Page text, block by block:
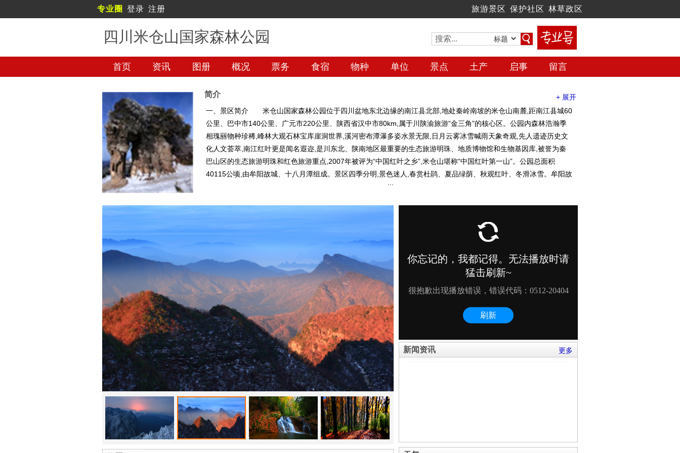
专业圈 登录 注册 旅游景区 保护社区 林草政区
四川米仓山国家森林公园
首页 资讯 图册 概况 票务 食宿 物种 单位 景点 土产 启事 留言
简介
+ 展开
一、景区简介 米仓山国家森林公园位于四川盆地东北边缘的南江县北部,地处秦岭南坡的米仓山南麓,距南江县城60
公里、巴中市140公里、广元市220公里、陕西省汉中市80km,属于川陕渝旅游“金三角”的核心区。公园内森林浩瀚季
相瑰丽物种珍稀,峰林大观石林宝库崖洞世界,溪河密布潭瀑多姿水景无限,日月云雾冰雪喊雨天象奇观,先人遗迹历史文
化人文荟萃,南江红叶更是闻名遐迩,是川东北、陕南地区最重要的生态旅游明珠、地质博物馆和生物基因库,被誉为秦
巴山区的生态旅游明珠和红色旅游重点,2007年被评为“中国红叶之乡”,米仓山堪称“中国红叶第一山”。公园总面积
40115公顷,由牟阳故城、十八月潭组成。景区四季分明,景色迷人,春赏杜鹃、夏品绿荫、秋观红叶、冬滑冰雪。牟阳故
城的黑熊沟、大小兰沟、珍稀植物园景色独特,还生长着3万亩珍稀树种巴山水青冈,栖息着黑熊、云豹等20多种珍稀动
雾生光,人在雾中走,心飞雾也翔”。二、开发建设现状 米仓山国家森林公园近年来不断加大基础设施建设力度,景区
各项设施设备也得到了进一步改进和完善,截止目前已累计投入资金1.56亿元,对景区内的交通、食宿、设施设备及景区
文化等方面进行了不断完善和提高,景区知名度在国内也显著提升,游客接待量以每年27%的速度增长。2013年1月米仓
年来,为提高景区接待能力,在牟阳故城景区修建了能接待2000人的游客接待中心,各项功能设施齐全,景区各景点道路共
98.6公里已全部硬化开通,并建精品景点5个、观景平台25个、栈道18.7公里、停车场7800平方米。 十八月潭景区
新建木栈道2.9公里,建精品景点3个、观景平台8个,硬化景区道路11.9公里,并建停车场4600平方米,修建能接待200人的
游客接待中心。
新闻资讯 更多